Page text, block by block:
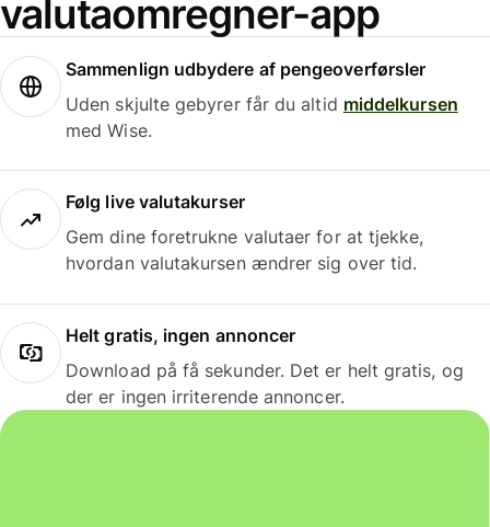
valutaomregner-app
Sammenlign udbydere af pengeoverførsler
Uden skjulte gebyrer får du altid middelkursen
med Wise.
Følg live valutakurser
Gem dine foretrukne valutaer for at tjekke,
hvordan valutakursen ændrer sig over tid.
Helt gratis, ingen annoncer
Download på få sekunder. Det er helt gratis, og
der er ingen irriterende annoncer.